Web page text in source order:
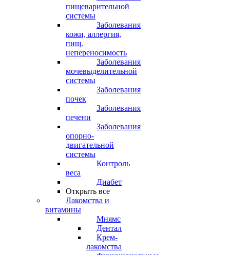
пищеварительной
системы
Заболевания
кожи, аллергия,
пищ.
непереносимость
Заболевания
мочевыделительной
системы
Заболевания
почек
Заболевания
печени
Заболевания
опорно-
двигательной
системы
Контроль
веса
Диабет
Открыть все
Лакомства и
витамины
Мнямс
Дентал
Крем-
лакомства